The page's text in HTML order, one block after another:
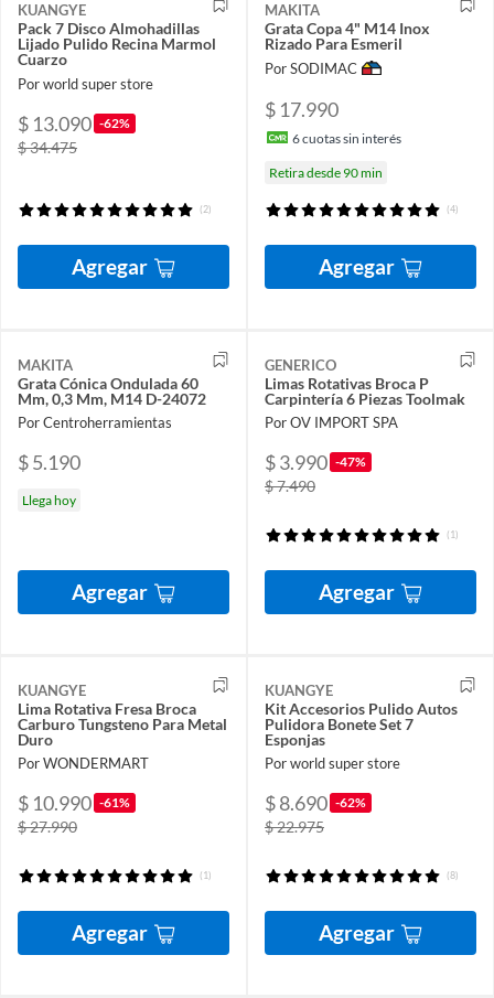
KUANGYE
Pack 7 Disco Almohadillas
Lijado Pulido Recina Marmol
Cuarzo
Por world super store
$ 13.090 -62%
$ 34.475
(2)
Agregar
MAKITA
Grata Copa 4" M14 Inox
Rizado Para Esmeril
Por SODIMAC
$ 17.990
6cuotas sin interés
Retira desde 90 min
(4)
Agregar
MAKITA
Grata Cónica Ondulada 60
Mm, 0,3 Mm, M14 D-24072
Por Centroherramientas
$ 5.190
Llega hoy
Agregar
GENERICO
Limas Rotativas Broca P
Carpintería 6 Piezas Toolmak
Por OV IMPORT SPA
$ 3.990 -47%
$ 7.490
(1)
Agregar
KUANGYE
Lima Rotativa Fresa Broca
Carburo Tungsteno Para Metal
Duro
Por WONDERMART
$ 10.990 -61%
$ 27.990
(1)
Agregar
KUANGYE
Kit Accesorios Pulido Autos
Pulidora Bonete Set 7
Esponjas
Por world super store
$ 8.690 -62%
$ 22.975
(8)
Agregar